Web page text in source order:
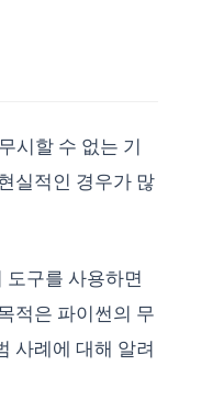
시할 수 없는 기
실적인 경우가 많
구를 사용하면
적은 파이썬의 무
사례에 대해 알려